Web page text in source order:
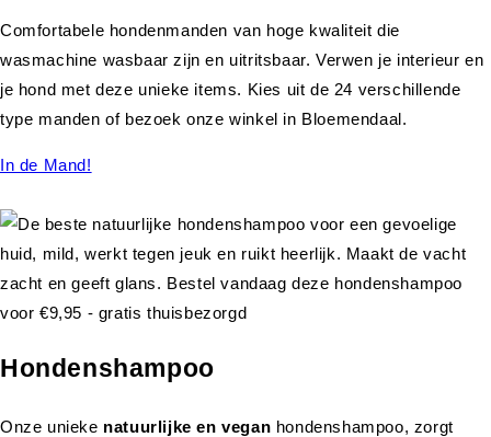
Comfortabele hondenmanden van hoge kwaliteit die
wasmachine wasbaar zijn en uitritsbaar. Verwen je interieur en
je hond met deze unieke items. Kies uit de 24 verschillende
type manden of bezoek onze winkel in Bloemendaal.
In de Mand!
Hondenshampoo
Onze unieke natuurlijke en vegan hondenshampoo, zorgt